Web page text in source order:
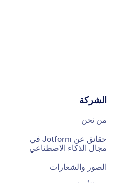
الشركة
من نحن
حقائق عن Jotform في
مجال الذكاء الاصطناعي
الصور والشعارات